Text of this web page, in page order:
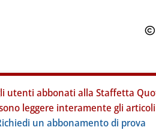
utenti abbonati alla Staffetta
leggere interamente gli
un abbonamento di prova